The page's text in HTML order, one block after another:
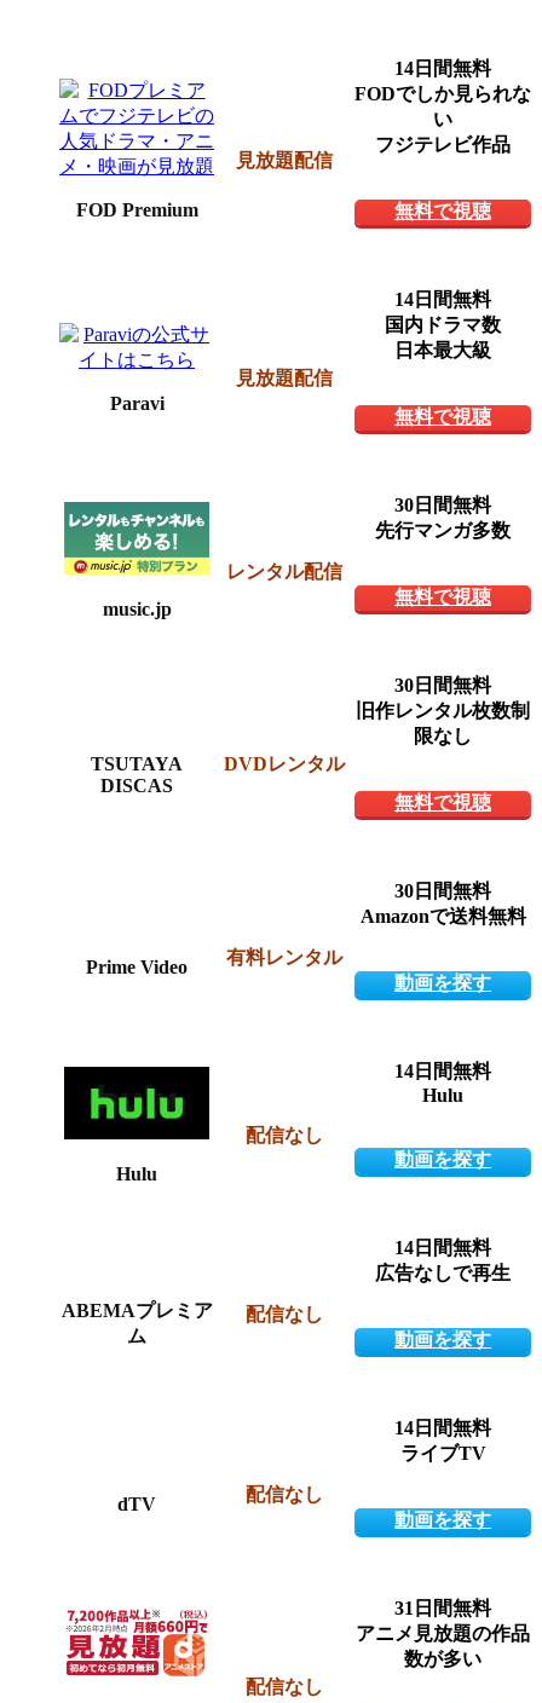
FOD Premium
見放題配信
14日間無料
FODでしか見られな
い
フジテレビ作品
無料で視聴
Paravi
見放題配信
14日間無料
国内ドラマ数
日本最大級
無料で視聴
music.jp
レンタル配信
30日間無料
先行マンガ多数
無料で視聴
TSUTAYA
DISCAS
DVDレンタル
30日間無料
旧作レンタル枚数制
限なし
無料で視聴
Prime Video 有料レンタル
30日間無料
Amazonで送料無料
動画を探す
Hulu
配信なし
14日間無料
Hulu
動画を探す
ABEMAプレミア
ム
配信なし
14日間無料
広告なしで再生
動画を探す
dTV 配信なし
14日間無料
ライブTV
動画を探す
配信なし
31日間無料
アニメ見放題の作品
数が多い